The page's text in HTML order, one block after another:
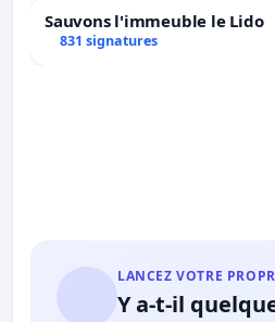
Sauvons l'immeuble le Lido
831 signatures
LANCEZ VOTRE
Y a-t-il